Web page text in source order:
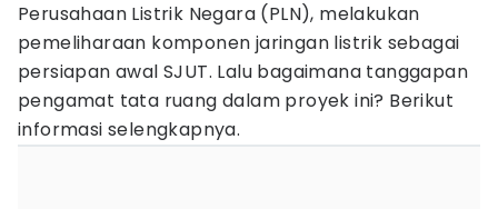
Perusahaan Listrik Negara (PLN), melakukan
pemeliharaan komponen jaringan listrik sebagai
persiapan awal SJUT. Lalu bagaimana tanggapan
pengamat tata ruang dalam proyek ini? Berikut
informasi selengkapnya.